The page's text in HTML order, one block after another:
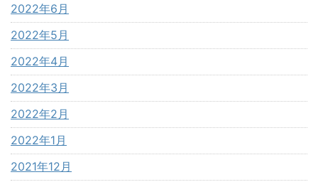
2022年6月
2022年5月
2022年4月
2022年3月
2022年2月
2022年1月
2021年12月